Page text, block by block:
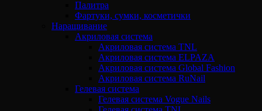
Палитра
Фартуки, сумки, косметички
Наращивание
Акриловая система
Акриловая система TNL
Акриловая система ELPAZA
Акриловая система Global Fashion
Акриловая система RuNail
Гелевая система
Гелевая система Vogue Nails